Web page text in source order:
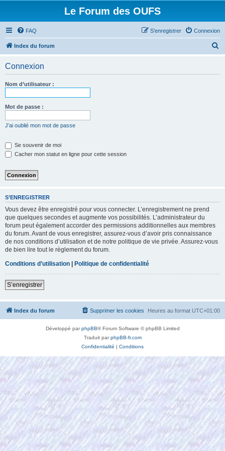
Le Forum des OUFS
FAQ Connexion
S’enregistrer
Index du forum
Connexion
Nom d’utilisateur :
Mot de passe :
J’ai oublié mon mot de passe
Se souvenir de moi
Cacher mon statut en ligne pour cette session
S’ENREGISTRER
Vous devez être enregistré pour vous connecter. L’enregistrement ne prend
que quelques secondes et augmente vos possibilités. L’administrateur du
forum peut également accorder des permissions additionnelles aux membres
du forum. Avant de vous enregistrer, assurez-vous d’avoir pris connaissance
de nos conditions d’utilisation et de notre politique de vie privée. Assurez-vous
de bien lire tout le règlement du forum.
Conditions d’utilisation | Politique de confidentialité
S’enregistrer
Index du forum Heures au format UTC+01:00
Supprimer les cookies
Développé parphpBB® Forum Software © phpBB Limited
Traduit parphpBB-fr.com
Confidentialité | Conditions